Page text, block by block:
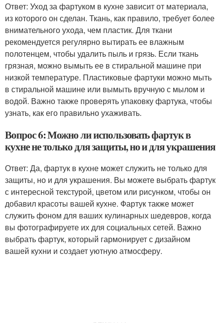
Ответ: Уход за фартуком в кухне зависит от материала,
из которого он сделан. Ткань, как правило, требует более
внимательного ухода, чем пластик. Для ткани
рекомендуется регулярно вытирать ее влажным
полотенцем, чтобы удалить пыль и грязь. Если ткань
грязная, можно вымыть ее в стиральной машине при
низкой температуре. Пластиковые фартуки можно мыть
в стиральной машине или вымыть вручную с мылом и
водой. Важно также проверять упаковку фартука, чтобы
узнать, как его правильно ухаживать.
Вопрос 6: Можно ли использовать фартук в
кухне не только для защиты, но и для украшения
Ответ: Да, фартук в кухне может служить не только для
защиты, но и для украшения. Вы можете выбрать фартук
с интересной текстурой, цветом или рисунком, чтобы он
добавил красоты вашей кухне. Фартук также может
служить фоном для ваших кулинарных шедевров, когда
вы фотографируете их для социальных сетей. Важно
выбрать фартук, который гармонирует с дизайном
вашей кухни и создает уютную атмосферу.